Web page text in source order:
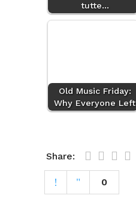
tutte…
Old Music Friday:
Why Everyone Left
Share:
0